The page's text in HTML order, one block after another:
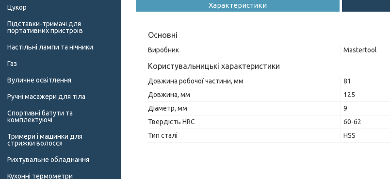
Характеристики
Основні
Виробник Mastertool
Користувальницькі характеристики
Довжина робочої частини, мм
81
Довжина, мм
125
Діаметр, мм
9
Твердість HRC
60-62
Тип сталі
HSS
Цукор
Підставки-тримачі для
портативних пристроїв
Настільні лампи та нічники
Газ
Вуличне освітлення
Ручні масажери для тіла
Спортивні батути та
комплектуючі
Тримери і машинки для
стрижки волосся
Рихтувальне обладнання
Кухонні термометри